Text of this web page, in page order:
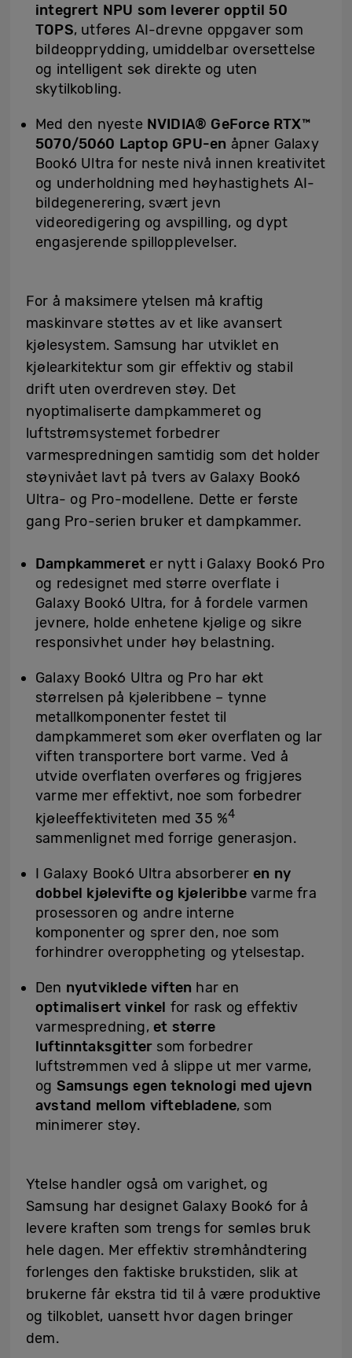
integrert NPU som leverer opptil 50
TOPS, utføres AI-drevne oppgaver som
bildeopprydding, umiddelbar oversettelse
og intelligent søk direkte og uten
skytilkobling.
Med den nyeste NVIDIA® GeForce RTX™
5070/5060 Laptop GPU-en åpner Galaxy
Book6 Ultra for neste nivå innen kreativitet
og underholdning med høyhastighets AI-
bildegenerering, svært jevn
videoredigering og avspilling, og dypt
engasjerende spillopplevelser.
For å maksimere ytelsen må kraftig
maskinvare støttes av et like avansert
kjølesystem. Samsung har utviklet en
kjølearkitektur som gir effektiv og stabil
drift uten overdreven støy. Det
nyoptimaliserte dampkammeret og
luftstrømsystemet forbedrer
varmespredningen samtidig som det holder
støynivået lavt på tvers av Galaxy Book6
Ultra- og Pro-modellene. Dette er første
gang Pro-serien bruker et dampkammer.
Dampkammeret er nytt i Galaxy Book6 Pro
og redesignet med større overflate i
Galaxy Book6 Ultra, for å fordele varmen
jevnere, holde enhetene kjølige og sikre
responsivhet under høy belastning.
Galaxy Book6 Ultra og Pro har økt
størrelsen på kjøleribbene – tynne
metallkomponenter festet til
dampkammeret som øker overflaten og lar
viften transportere bort varme. Ved å
utvide overflaten overføres og frigjøres
varme mer effektivt, noe som forbedrer
kjøleeffektiviteten med 35 %4
sammenlignet med forrige generasjon.
I Galaxy Book6 Ultra absorbereren ny
dobbel kjølevifte og kjøleribbevarme fra
prosessoren og andre interne
komponenter og sprer den, noe som
forhindrer overoppheting og ytelsestap.
Den nyutviklede viften har en
optimalisert vinkel for rask og effektiv
varmespredning, et større
luftinntaksgitter som forbedrer
luftstrømmen ved å slippe ut mer varme,
og Samsungs egen teknologi med ujevn
avstand mellom viftebladene, som
minimerer støy.
Ytelse handler også om varighet, og
Samsung har designet Galaxy Book6 for å
levere kraften som trengs for sømløs bruk
hele dagen. Mer effektiv strømhåndtering
forlenges den faktiske brukstiden, slik at
brukerne får ekstra tid til å være produktive
og tilkoblet, uansett hvor dagen bringer
dem.